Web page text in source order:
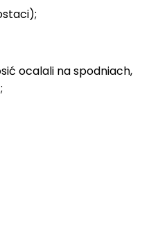
ocalali na spodniach,